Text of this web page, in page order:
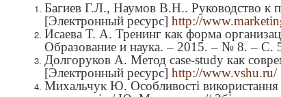
Багиев Г.Л., Наумов В.Н.. Руководство к
[Электронный ресурс] http://
Исаева Т. А. Тренинг как форма
Образование и наука. – 2015.– № 8.– С.
Долгоруков А. Метод case-study как
[Электронный ресурс] http://www.vshu.ru/
Михальчук Ю. Особливості використання